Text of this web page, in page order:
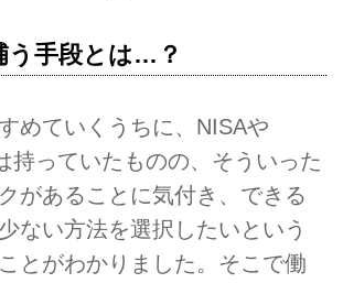
う手段とは…？
めていくうちに、NISAや
持っていたものの、そういった
があることに気付き、できる
ない方法を選択したいという
とがわかりました。そこで働